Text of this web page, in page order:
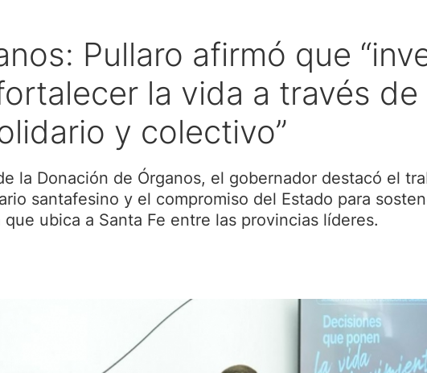
Pullaro afirmó que
la vida a través
y colectivo”
la Donación de Órganos, el gobernador destacó el
santafesino y el compromiso del Estado para
ubica a Santa Fe entre las provincias líderes.